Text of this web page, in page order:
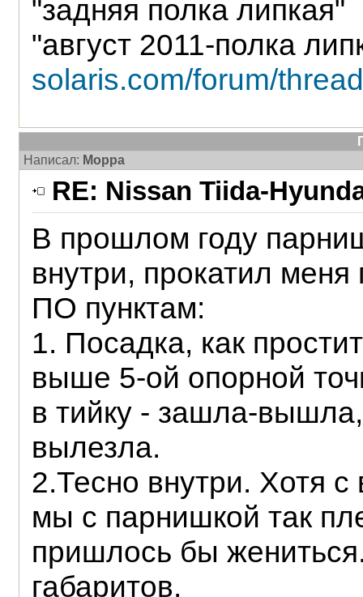
"задняя полка липкая"
"август 2011-полка
solaris.com/forum/
Написал: Морра
RE: Nissan Tiida-
В прошлом году
внутри, прокатил
ПО пунктам:
1. Посадка, как
выше 5-ой опорной
в тийку - зашла-
вылезла.
2.Тесно внутри. Хотя
мы с парнишкой так
пришлось бы
габаритов.